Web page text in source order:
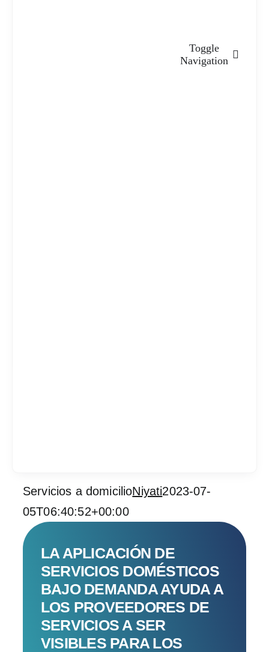
Toggle
Navigation
Services
Contratar
Acerca de IT
RFP
Servicios a domicilioNiyati2023-07-
05T06:40:52+00:00
LA APLICACIÓN DE
SERVICIOS DOMÉSTICOS
BAJO DEMANDA AYUDA A
LOS PROVEEDORES DE
SERVICIOS A SER
VISIBLES PARA LOS